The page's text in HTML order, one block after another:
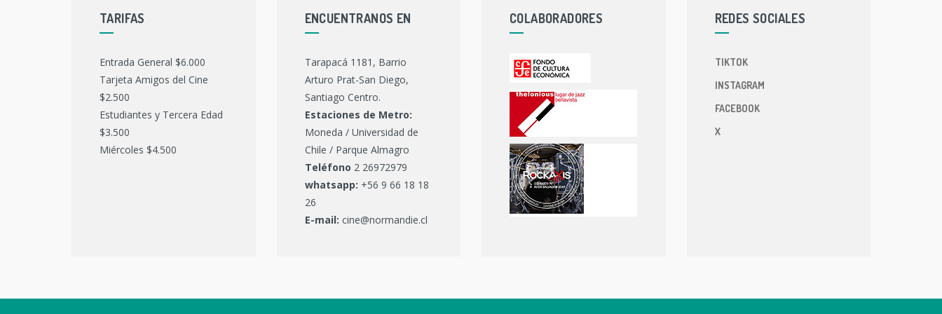
TARIFAS
Entrada General $6.000
Tarjeta Amigos del Cine
$2.500
Estudiantes y Tercera Edad
$3.500
Miércoles $4.500
ENCUENTRANOS EN
Tarapacá 1181, Barrio
Arturo Prat-San Diego,
Santiago Centro.
Estaciones de Metro:
Moneda / Universidad de
Chile / Parque Almagro
Teléfono 2 26972979
whatsapp: +56 9 66 18 18
26
E-mail: cine@normandie.cl
COLABORADORES REDES SOCIALES
TIKTOK
INSTAGRAM
FACEBOOK
X